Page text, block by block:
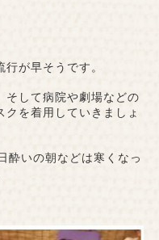
が早そうです。
そして病院や劇場などの
クを着用していきましょ
酔いの朝などは寒くなっ